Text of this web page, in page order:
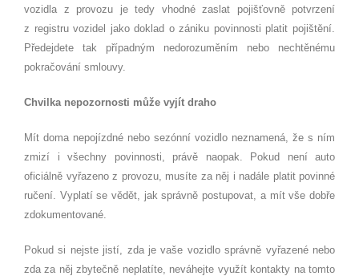
vozidla z provozu je tedy vhodné zaslat pojišťovně potvrzení
z registru vozidel jako doklad o zániku povinnosti platit pojištění.
Předejdete tak případným nedorozuměním nebo nechtěnému
pokračování smlouvy.
Chvilka nepozornosti může vyjít draho
Mít doma nepojízdné nebo sezónní vozidlo neznamená, že s ním
zmizí i všechny povinnosti, právě naopak. Pokud není auto
oficiálně vyřazeno z provozu, musíte za něj i nadále platit povinné
ručení. Vyplatí se vědět, jak správně postupovat, a mít vše dobře
zdokumentované.
Pokud si nejste jistí, zda je vaše vozidlo správně vyřazené nebo
zda za něj zbytečně neplatíte, neváhejte využít kontakty na tomto